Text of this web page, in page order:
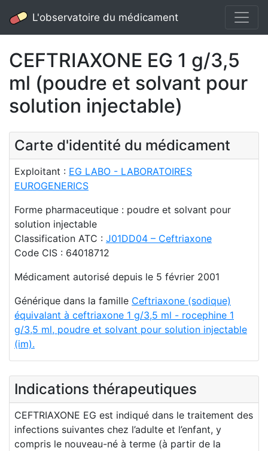
L'observatoire du médicament
CEFTRIAXONE EG 1 g/3,5
ml (poudre et solvant pour
solution injectable)
Carte d'identité du médicament
Exploitant : EG LABO - LABORATOIRES
EUROGENERICS
Forme pharmaceutique : poudre et solvant pour
solution injectable
Classification ATC : J01DD04 – Ceftriaxone
Code CIS : 64018712
Médicament autorisé depuis le 5 février 2001
Générique dans la famille Ceftriaxone (sodique)
équivalant à ceftriaxone 1 g/3,5 ml - rocephine 1
g/3,5 ml, poudre et solvant pour solution injectable
(im).
Indications thérapeutiques
CEFTRIAXONE EG est indiqué dans le traitement des
infections suivantes chez l’adulte et l’enfant, y
compris le nouveau-né à terme (à partir de la